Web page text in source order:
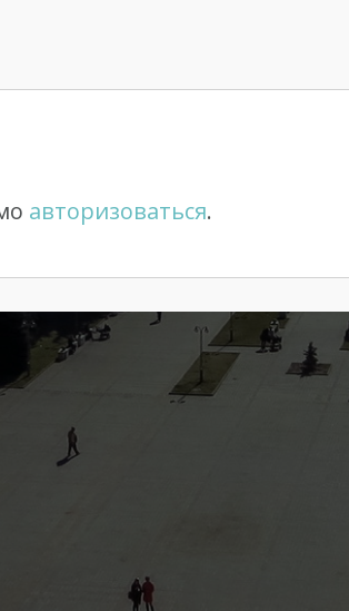
авторизоваться.